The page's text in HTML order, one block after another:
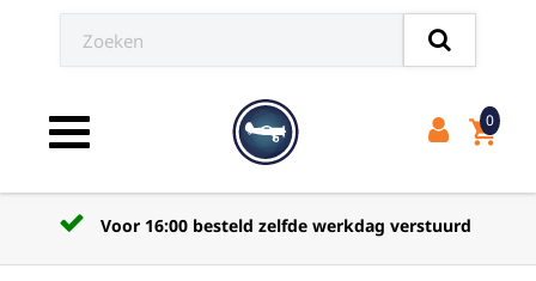
Toggle navigation shopping_cart
0
Voor 16:00 besteld zelfde werkdag verstuurd